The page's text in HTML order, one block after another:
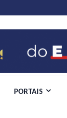
PORTAIS